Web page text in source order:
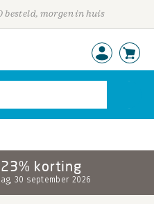
besteld, morgen in huis
23% korting
30 september 2026